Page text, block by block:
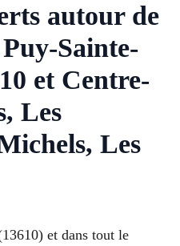
autour de
Sainte-
et Centre-
Les
Les
et dans tout le